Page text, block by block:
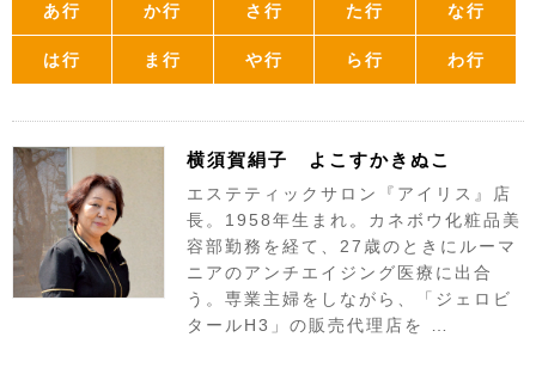
あ行 か行 さ行 た行 な行
は行 ま行 や行 ら行 わ行
横須賀絹子 よこすかきぬこ
エステティックサロン『アイリス』店
長。1958年生まれ。カネボウ化粧品美
容部勤務を経て、27歳のときにルーマ
ニアのアンチエイジング医療に出合
う。専業主婦をしながら、「ジェロビ
タールH3」の販売代理店を …